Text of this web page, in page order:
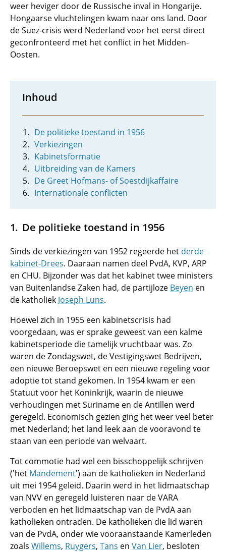
weer heviger door de Russische inval in Hongarije.
Hongaarse vluchtelingen kwam naar ons land. Door
de Suez-crisis werd Nederland voor het eerst direct
geconfronteerd met het conflict in het Midden-
Oosten.
Inhoud
De politieke toestand in 1956
Verkiezingen
Kabinetsformatie
Uitbreiding van de Kamers
De Greet Hofmans- of Soestdijkaffaire
Internationale conflicten
De politieke toestand in 1956
Sinds de verkiezingen van 1952 regeerde het derde
kabinet-Drees. Daaraan namen deel PvdA, KVP, ARP
en CHU. Bijzonder was dat het kabinet twee ministers
van Buitenlandse Zaken had, de partijloze Beyen en
de katholiek Joseph Luns.
Hoewel zich in 1955 een kabinetscrisis had
voorgedaan, was er sprake geweest van een kalme
kabinetsperiode die tamelijk vruchtbaar was. Zo
waren de Zondagswet, de Vestigingswet Bedrijven,
een nieuwe Beroepswet en een nieuwe regeling voor
adoptie tot stand gekomen. In 1954 kwam er een
Statuut voor het Koninkrijk, waarin de nieuwe
verhoudingen met Suriname en de Antillen werd
geregeld. Economisch gezien ging het weer veel beter
met Nederland; het land leek aan de vooravond te
staan van een periode van welvaart.
Tot commotie had wel een bisschoppelijk schrijven
('het Mandement') aan de katholieken in Nederland
uit mei 1954 geleid. Daarin werd in het lidmaatschap
van NVV en geregeld luisteren naar de VARA
verboden en het lidmaatschap van de PvdA aan
katholieken ontraden. De katholieken die lid waren
van de PvdA, onder wie vooraanstaande Kamerleden
zoals Willems, Ruygers, Tans en Van Lier, besloten